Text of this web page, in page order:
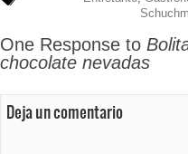
One Response to
chocolate nevadas
Deja un comentario